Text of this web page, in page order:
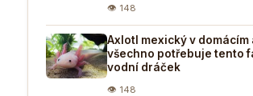
👁 148
Axlotl mexický v domácím
všechno potřebuje tento
vodní dráček
👁 148